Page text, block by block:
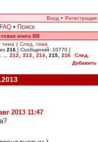
Вход • Регистрация
FAQ • Поиск
книга ВВ
тема | След. тема
из 216 [ Сообщений: 10770 ]
212 213 214 215, 216
След.
Добавить
2013 11:47